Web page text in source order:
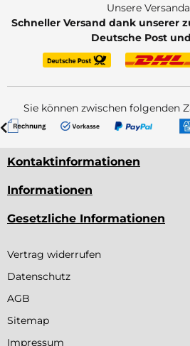
Unsere
Schneller Versand dank unserer
Deutsche Post
Sie können zwischen folgenden
Kontaktinformationen
Informationen
Gesetzliche Informationen
Vertrag widerrufen
Datenschutz
AGB
Sitemap
Impressum